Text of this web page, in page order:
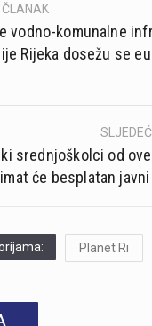
ČLANAK
vodno-komunalne
Rijeka dosežu se
srednjoškolci od
će besplatan
Planet Ri